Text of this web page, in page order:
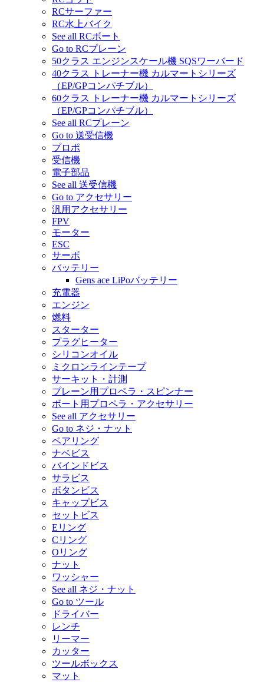
RCサーファー
RC水上バイク
See all RCボート
Go to RCプレーン
50クラス エンジンスケール機 SQSワーバード
40クラス トレーナー機 カルマートシリーズ
（EP/GPコンパチブル）
60クラス トレーナー機 カルマートシリーズ
（EP/GPコンパチブル）
See all RCプレーン
Go to 送受信機
プロポ
受信機
電子部品
See all 送受信機
Go to アクセサリー
汎用アクセサリー
FPV
モーター
ESC
サーボ
バッテリー
Gens ace LiPoバッテリー
充電器
エンジン
燃料
スターター
プラグヒーター
シリコンオイル
ミクロンラインテープ
サーキット・計測
プレーン用プロペラ・スピンナー
ボート用プロペラ・アクセサリー
See all アクセサリー
Go to ネジ・ナット
ベアリング
ナベビス
バインドビス
サラビス
ボタンビス
キャップビス
セットビス
Eリング
Cリング
Oリング
ナット
ワッシャー
See all ネジ・ナット
Go to ツール
ドライバー
レンチ
リーマー
カッター
ツールボックス
マット